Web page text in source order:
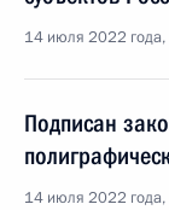
14 июля 2022
Подписан
14 июля 2022